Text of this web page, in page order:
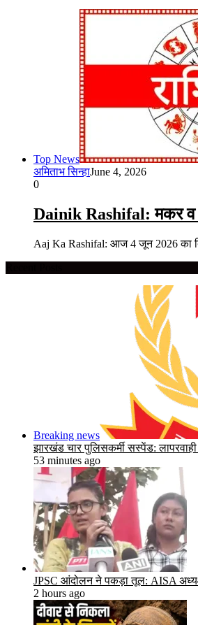
Top News
अमिताभ सिन्हाJune 4, 2026
0
Dainik Rashifal: मकर व
Aaj Ka Rashifal: आज 4 जून 2026 का
Breaking news
झारखंड चार पुलिसकर्मी सस्पेंड: लापरवाही
53 minutes ago
JPSC आंदोलन ने पकड़ा तूल: AISA अध्यक्ष
2 hours ago